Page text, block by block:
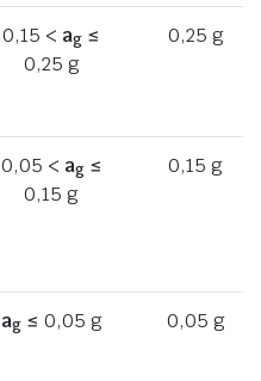
0,15 < ag ≤
0,25 g
0,25 g
0,05 < ag≤
0,15 g
0,15 g
ag≤ 0,05 g 0,05 g